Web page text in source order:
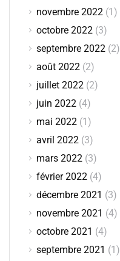
novembre 2022 (1)
octobre 2022 (3)
septembre 2022 (2)
août 2022 (2)
juillet 2022 (2)
juin 2022 (4)
mai 2022 (1)
avril 2022 (3)
mars 2022 (3)
février 2022 (4)
décembre 2021 (3)
novembre 2021 (4)
octobre 2021 (4)
septembre 2021 (1)